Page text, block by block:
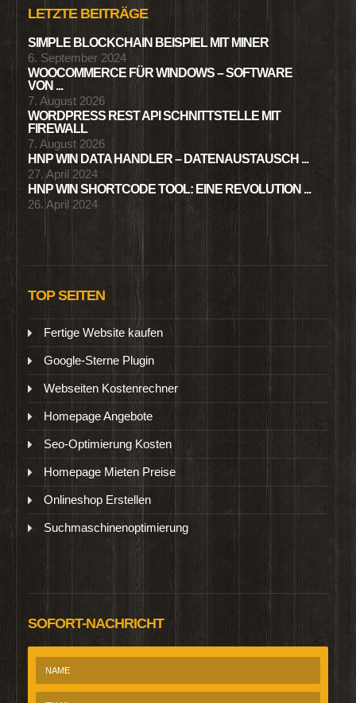
LETZTE BEITRÄGE
SIMPLE BLOCKCHAIN BEISPIEL MIT MINER
6. September 2024
WOOCOMMERCE FÜR WINDOWS – SOFTWARE
VON ...
7. August 2026
WORDPRESS REST API SCHNITTSTELLE MIT
FIREWALL
7. August 2026
HNP WIN DATA HANDLER – DATENAUSTAUSCH ...
27. April 2024
HNP WIN SHORTCODE TOOL: EINE REVOLUTION ...
26. April 2024
TOP SEITEN
Fertige Website kaufen
Google-Sterne Plugin
Webseiten Kostenrechner
Homepage Angebote
Seo-Optimierung Kosten
Homepage Mieten Preise
Onlineshop Erstellen
Suchmaschinenoptimierung
SOFORT-NACHRICHT